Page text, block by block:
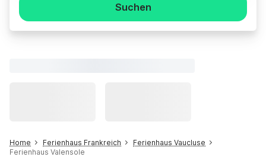
Suchen
Home Ferienhaus Frankreich
Ferienhaus Vaucluse
Ferienhaus Valensole